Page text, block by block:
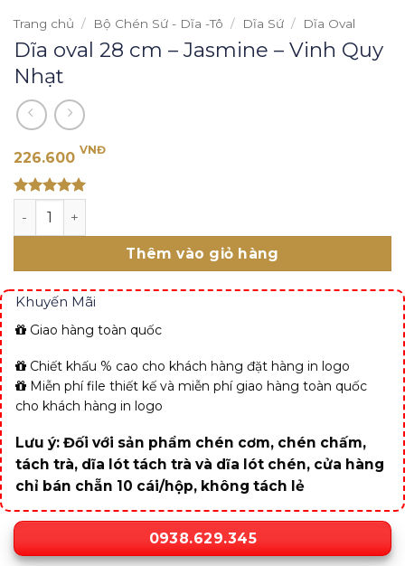
Trang chủ / Bộ Chén Sứ - Dĩa -Tô / Dĩa Sứ / Dĩa Oval
Dĩa oval 28 cm – Jasmine – Vinh Quy
Nhạt
226.600 VNĐ
out of 5
Dĩa oval 28 cm - Jasmine - Vinh Quy Nhạt số lượng
Thêm vào giỏ hàng
Khuyến Mãi
Giao hàng toàn quốc
Chiết khấu % cao cho khách hàng đặt hàng in logo
Miễn phí file thiết kế và miễn phí giao hàng toàn quốc
cho khách hàng in logo
Lưu ý: Đối với sản phẩm chén cơm, chén chấm,
tách trà, dĩa lót tách trà và dĩa lót chén, cửa hàng
chỉ bán chẵn 10 cái/hộp, không tách lẻ
0938.629.345